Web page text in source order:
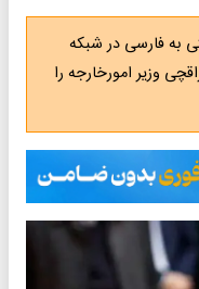
به فارسی در شبکه
وزیر امورخارجه را